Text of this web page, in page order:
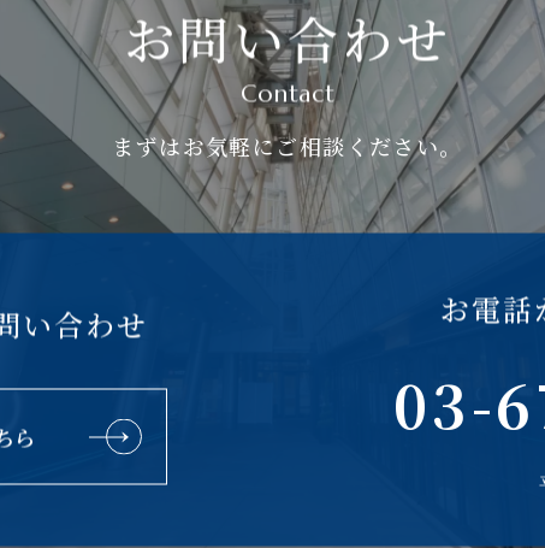
お問い合わせ
Contact
まずはお気軽にご相談ください。
い合わせ
ら
お電話
03-